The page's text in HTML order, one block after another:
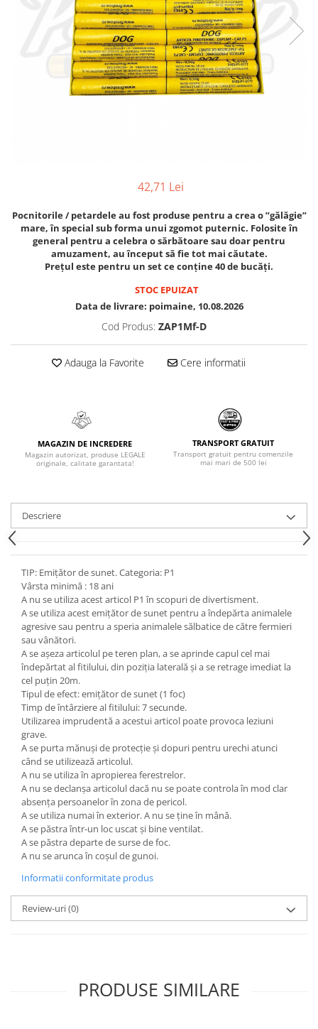
42,71 Lei
Pocnitorile / petardele au fost produse pentru a crea o ”gălăgie”
mare, în special sub forma unui zgomot puternic. Folosite în
general pentru a celebra o sărbătoare sau doar pentru
amuzament, au început să fie tot mai căutate.
Prețul este pentru un set ce conține 40 de bucăți.
STOC EPUIZAT
Data de livrare: poimaine, 10.08.2026
Cod Produs: ZAP1Mf-D
Adauga la Favorite Cere informatii
MAGAZIN DE INCREDERE
Magazin autorizat, produse LEGALE
originale, calitate garantata!
TRANSPORT GRATUIT
Transport gratuit pentru comenzile
mai mari de 500 lei
Descriere
TIP: Emițător de sunet. Categoria: P1
Vârsta minimă : 18 ani
A nu se utiliza acest articol P1 în scopuri de divertisment.
A se utiliza acest emițător de sunet pentru a îndepărta animalele
agresive sau pentru a speria animalele sălbatice de către fermieri
sau vânători.
A se așeza articolul pe teren plan, a se aprinde capul cel mai
îndepărtat al fitilului, din poziția laterală și a se retrage imediat la
cel puțin 20m.
Tipul de efect: emițător de sunet (1 foc)
Timp de întârziere al fitilului: 7 secunde.
Utilizarea imprudentă a acestui articol poate provoca leziuni
grave.
A se purta mănuși de protecție și dopuri pentru urechi atunci
când se utilizează articolul.
A nu se utiliza în apropierea ferestrelor.
A nu se declanșa articolul dacă nu se poate controla în mod clar
absența persoanelor în zona de pericol.
A se utiliza numai în exterior. A nu se ține în mână.
A se păstra într-un loc uscat și bine ventilat.
A se păstra departe de surse de foc.
A nu se arunca în coșul de gunoi.
Informatii conformitate produs
Review-uri(0)
PRODUSE SIMILARE